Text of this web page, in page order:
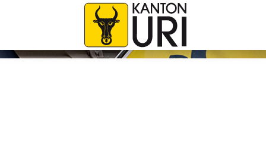
zur Startseite